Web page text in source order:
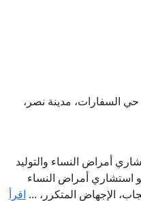
حي السفارات، مدينة نصر،
أمراض النساء والتوليد
استشاري أمراض النساء
الإجهاض المتكرر، ... اقرأ